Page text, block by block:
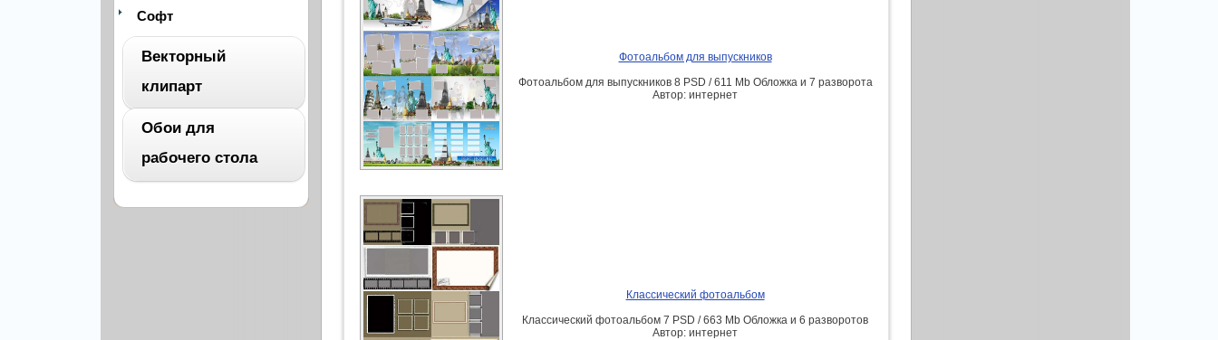
Софт
Векторный
клипарт
Архитектура
Обои для
рабочего стола
ВСЕ
Фотоальбом для выпускников
Фотоальбом для выпускников 8 PSD / 611 Mb Обложка и 7 разворота
Автор: интернет
Классический фотоальбом
Классический фотоальбом 7 PSD / 663 Mb Обложка и 6 разворотов
Автор: интернет